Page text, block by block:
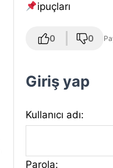
i̇puçları
0 0
Giriş yap
Kullanıcı adı:
Parola: